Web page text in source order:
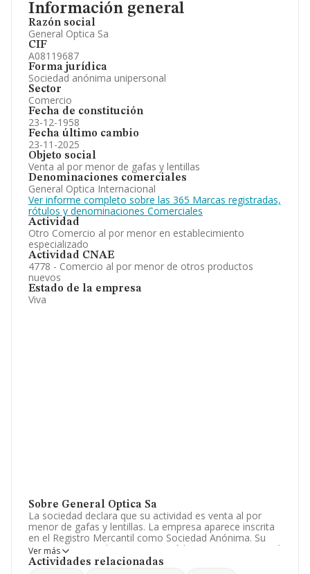
Información general
Razón social
General Optica Sa
CIF
A08119687
Forma jurídica
Sociedad anónima unipersonal
Sector
Comercio
Fecha de constitución
23-12-1958
Fecha último cambio
23-11-2025
Objeto social
Venta al por menor de gafas y lentillas
Denominaciones comerciales
General Optica Internacional
Ver informe completo sobre las 365 Marcas registradas,
rótulos y denominaciones Comerciales
Actividad
Otro Comercio al por menor en establecimiento
especializado
Actividad CNAE
4778 - Comercio al por menor de otros productos
nuevos
Estado de la empresa
Viva
Sobre General Optica Sa
La sociedad declara que su actividad es venta al por
menor de gafas y lentillas. La empresa aparece inscrita
en el Registro Mercantil como Sociedad Anónima. Su
CNAE corresponde a 4778 con código 'Otro comercio al
por menor de artículos nuevos en establecimientos
Ver más
Actividades relacionadas